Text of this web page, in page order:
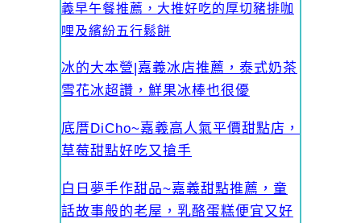
義早午餐推薦，大推好吃的厚切豬排咖
哩及繽紛五行鬆餅
冰的大本營|嘉義冰店推薦，泰式奶茶
雪花冰超讚，鮮果冰棒也很優
底厝DiCho~嘉義高人氣平價甜點店，
草莓甜點好吃又搶手
白日夢手作甜品~嘉義甜點推薦，童
話故事般的老屋，乳酪蛋糕便宜又好